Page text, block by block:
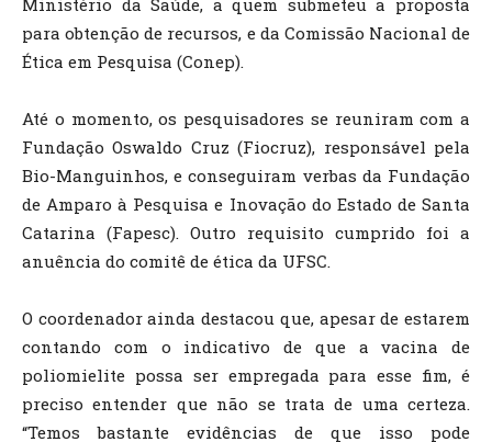
para obtenção de recursos, e da Comissão Nacional de
Ética em Pesquisa (Conep).
Até o momento, os pesquisadores se reuniram com a
Fundação Oswaldo Cruz (Fiocruz), responsável pela
Bio-Manguinhos, e conseguiram verbas da Fundação
de Amparo à Pesquisa e Inovação do Estado de Santa
Catarina (Fapesc). Outro requisito cumprido foi a
anuência do comitê de ética da UFSC.
O coordenador ainda destacou que, apesar de estarem
contando com o indicativo de que a vacina de
poliomielite possa ser empregada para esse fim, é
preciso entender que não se trata de uma certeza.
“Temos bastante evidências de que isso pode